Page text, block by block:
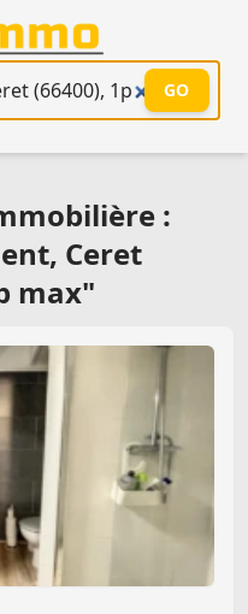
GO
:
Ceret
max"